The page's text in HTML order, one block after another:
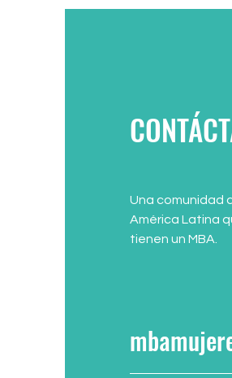
Una comunidad
América Latina
tienen un MBA.